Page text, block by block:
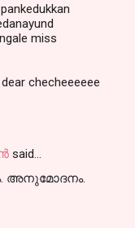
miss
checheeeeee
said…
അനുമോദനം.